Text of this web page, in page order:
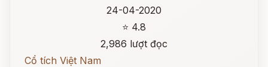
24-04-2020
⭐ 4.8
2,986 lượt đọc
Cổ tích Việt Nam